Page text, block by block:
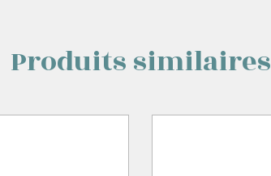
Produits similaires